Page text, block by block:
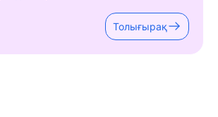
Толығырақ